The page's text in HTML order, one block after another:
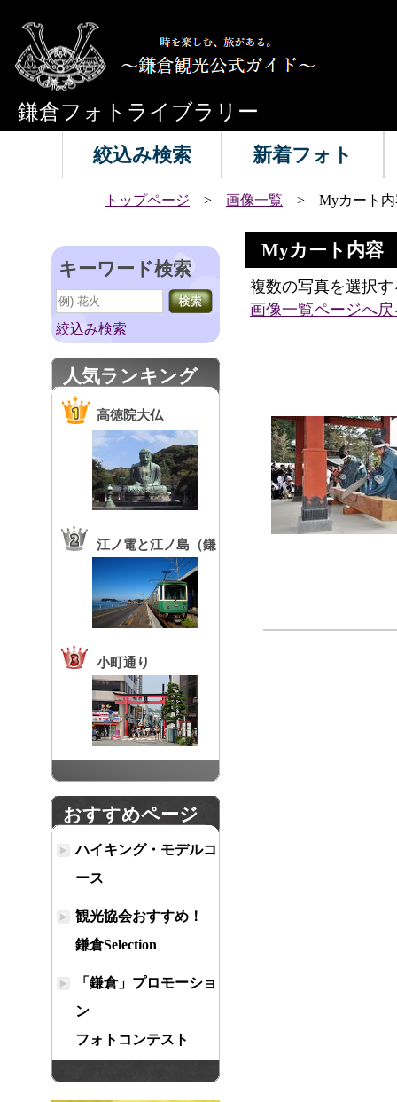
鎌倉フォトライブラリー
絞込み検索 新着フォト
トップページ > 画像一覧 > Myカート内
キーワード検索
絞込み検索
人気ランキング
高徳院大仏
江ノ電と江ノ島（鎌
倉高校前駅）
小町通り
おすすめページ
ハイキング・モデルコ
ース
観光協会おすすめ！
鎌倉Selection
「鎌倉」プロモーショ
ン
フォトコンテスト
Myカート内容
複数の写真を選択
画像一覧ページへ戻